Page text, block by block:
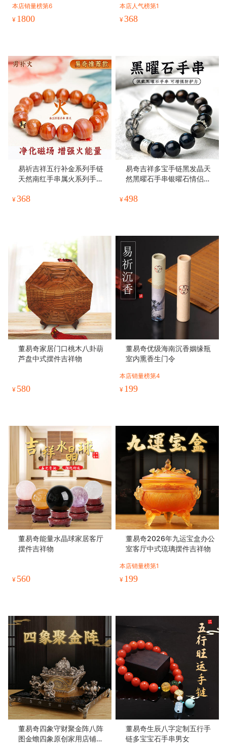
本店销量榜第6
¥ 1800
物
本店人气榜第1
¥368
易祈吉祥五行补金系列手链
天然南红手串属火系列手链
物
¥368
易奇吉祥多宝手链黑发晶天
然黑曜石手串银曜石情侣首
¥498
董易奇家居门口桃木八卦葫
芦盘中式摆件吉祥物
¥ 580
董易奇优级海南沉香姻缘瓶
室内熏香生门令
本店销量榜第4
¥ 199
董易奇能量水晶球家居客厅
摆件吉祥物
¥ 560
董易奇2026年九运宝盒办公
室客厅中式琉璃摆件吉祥物
本店销量榜第1
¥ 199
董易奇四象守财聚金阵八阵
图金蟾四象原创家用店铺办
董易奇生辰八字定制五行手
链多宝宝石手串男女